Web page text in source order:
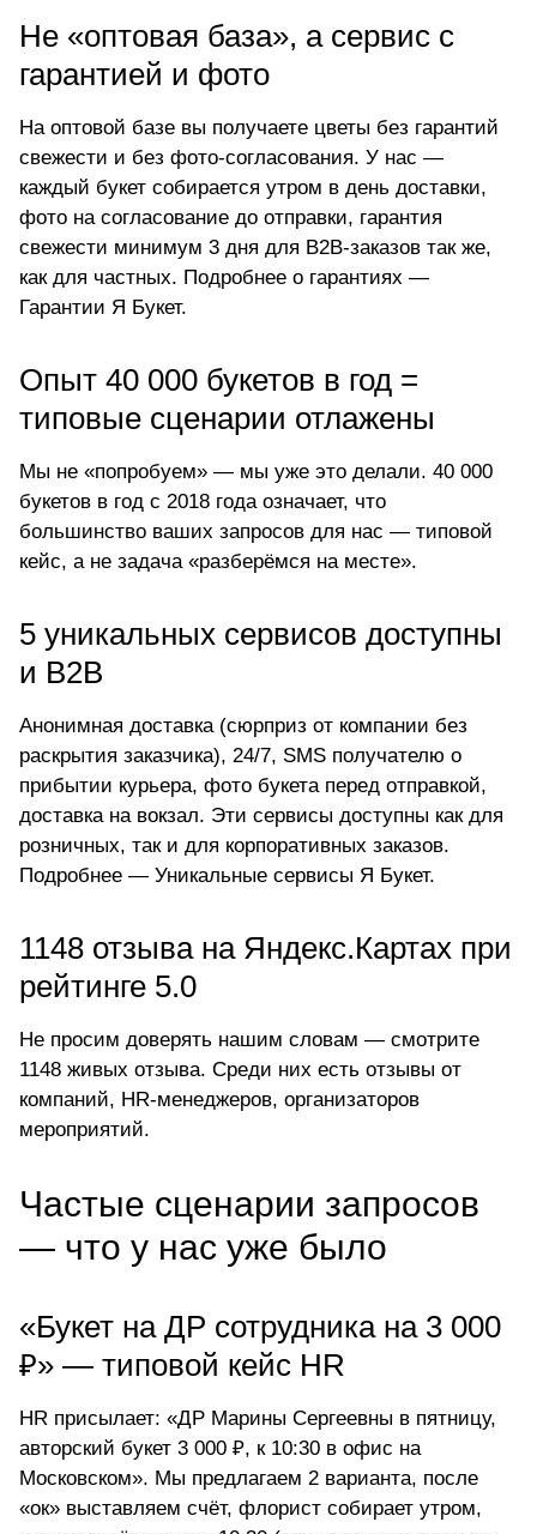
Не «оптовая база», а сервис с
гарантией и фото
На оптовой базе вы получаете цветы без гарантий
свежести и без фото-согласования. У нас —
каждый букет собирается утром в день доставки,
фото на согласование до отправки, гарантия
свежести минимум 3 дня для B2B-заказов так же,
как для частных. Подробнее о гарантиях —
Гарантии Я Букет.
Опыт 40 000 букетов в год =
типовые сценарии отлажены
Мы не «попробуем» — мы уже это делали. 40 000
букетов в год с 2018 года означает, что
большинство ваших запросов для нас — типовой
кейс, а не задача «разберёмся на месте».
5 уникальных сервисов доступны
и B2B
Анонимная доставка (сюрприз от компании без
раскрытия заказчика), 24/7, SMS получателю о
прибытии курьера, фото букета перед отправкой,
доставка на вокзал. Эти сервисы доступны как для
розничных, так и для корпоративных заказов.
Подробнее — Уникальные сервисы Я Букет.
1148 отзыва на Яндекс.Картах при
рейтинге 5.0
Не просим доверять нашим словам — смотрите
1148 живых отзыва. Среди них есть отзывы от
компаний, HR-менеджеров, организаторов
мероприятий.
Частые сценарии запросов
— что у нас уже было
«Букет на ДР сотрудника на 3 000
₽» — типовой кейс HR
HR присылает: «ДР Марины Сергеевны в пятницу,
авторский букет 3 000 ₽, к 10:30 в офис на
Московском». Мы предлагаем 2 варианта, после
«ок» выставляем счёт, флорист собирает утром,